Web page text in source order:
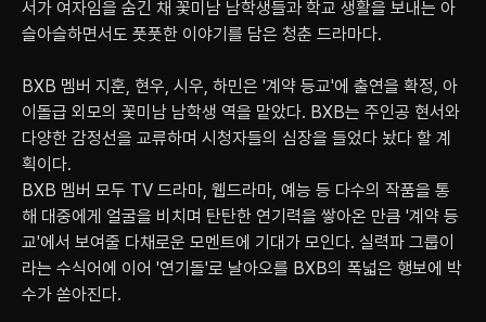
서가 여자임을 숨긴 채 꽃미남 남학생들과 학교 생활을 보내는 아
슬아슬하면서도 풋풋한 이야기를 담은 청춘 드라마다.
BXB 멤버 지훈, 현우, 시우, 하민은 '계약 등교'에 출연을 확정, 아
이돌급 외모의 꽃미남 남학생 역을 맡았다. BXB는 주인공 현서와
다양한 감정선을 교류하며 시청자들의 심장을 들었다 놨다 할 계
획이다.
BXB 멤버 모두 TV 드라마, 웹드라마, 예능 등 다수의 작품을 통
해 대중에게 얼굴을 비치며 탄탄한 연기력을 쌓아온 만큼 '계약 등
교'에서 보여줄 다채로운 모멘트에 기대가 모인다. 실력파 그룹이
라는 수식어에 이어 '연기돌'로 날아오를 BXB의 폭넓은 행보에 박
수가 쏟아진다.